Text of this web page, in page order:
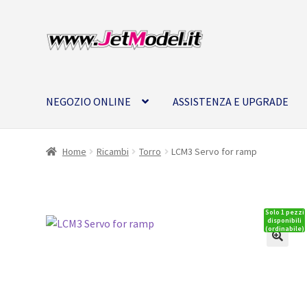
Vai
alla
Vai
al
NEGOZIO ONLINE ASSISTENZA E UPGRADE
Home Ricambi Torro LCM3 Servo for ramp
Solo 1 pezzi
disponibili
(ordinabile)